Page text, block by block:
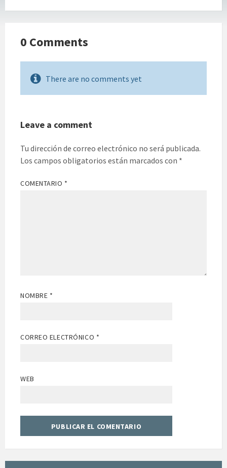
0 Comments
There are no comments yet
Leave a comment
Tu dirección de correo electrónico no será publicada.
Los campos obligatorios están marcados con *
COMENTARIO *
NOMBRE *
CORREO ELECTRÓNICO *
WEB